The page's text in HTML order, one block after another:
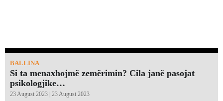
BALLINA
Si ta menaxhojmë zemërimin? Cila janë pasojat
psikologjike…
23 August 2023 | 23 August 2023